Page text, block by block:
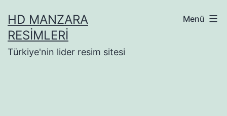
geçHD MANZARA
RESIMLERI
Türkiye'nin lider resim sitesi
Menü